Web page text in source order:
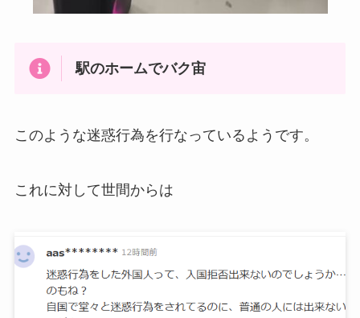
駅のホームでバク宙
このような迷惑行為を行なっているようです。
これに対して世間からは